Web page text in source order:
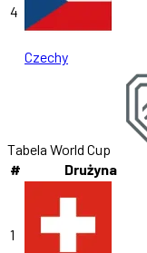
4
Czechy
Tabela World Cup
#
Drużyna
1